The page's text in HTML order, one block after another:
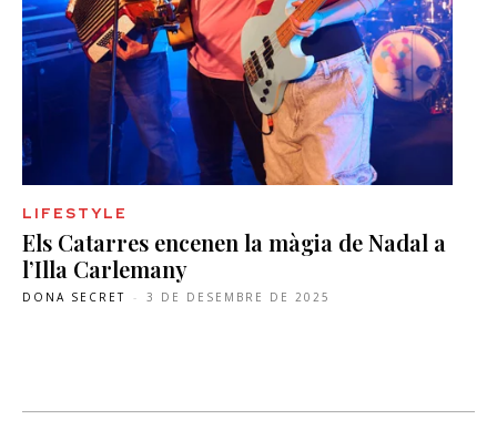
LIFESTYLE
Els Catarres encenen la màgia de Nadal a
l’Illa Carlemany
DONA SECRET - 3 DE DESEMBRE DE 2025